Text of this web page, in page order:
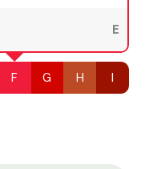
E
F G H I